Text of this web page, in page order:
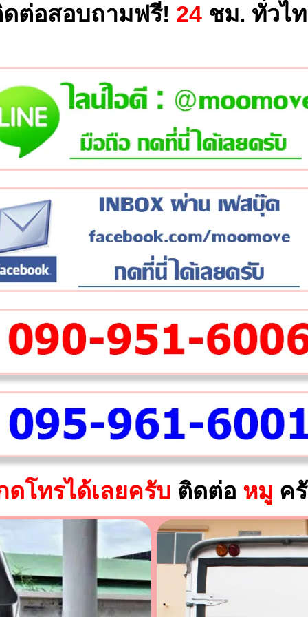
ต่อสอบถามฟรี! 24ชม. ทั่วไ
ดโทรได้เลยครับ ติดต่อ หมู ค